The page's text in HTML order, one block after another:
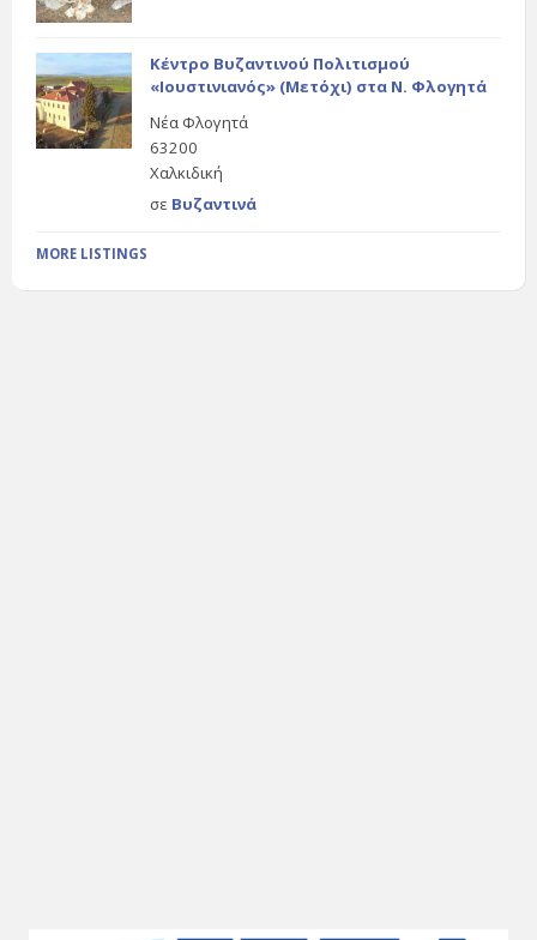
Κέντρο Βυζαντινού Πολιτισμού
«Ιουστινιανός» (Μετόχι) στα Ν. Φλογητά
Νέα Φλογητά
63200
Χαλκιδική
σε Βυζαντινά
MORE LISTINGS